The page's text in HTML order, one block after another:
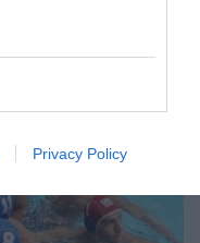
Privacy Policy